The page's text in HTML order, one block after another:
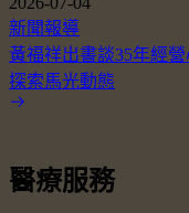
新聞報導
黃福祥出書談35年經
探索馬光動態
醫療服務